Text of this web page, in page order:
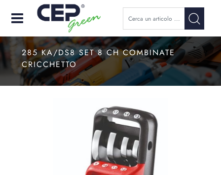
Open
285 KA/DS8 SET 8 CH COMBINATE
CRICCHETTO